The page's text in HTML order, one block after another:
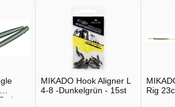
MIKADO Hook Aligner L
4-8 -Dunkelgrün - 15st
Rig